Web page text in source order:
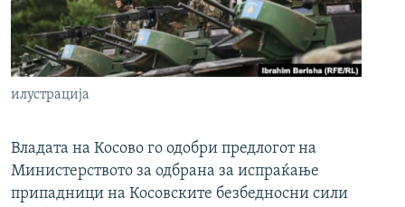
илустрација
Владата на Косово го одобри предлогот на
Министерството за одбрана за испраќање
припадници на Косовските безбедносни сили